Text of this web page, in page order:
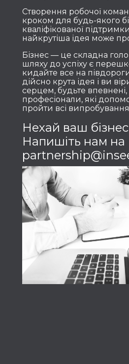
Створення робочої
кроком для будь-якого
кваліфікованої
найкрутіша ідея може
Бізнес — це складна
шляху до успіху є
кидайте все на
дійсно крута ідея і ви
серцем, будьте
професіонали, які
пройти всі
Нехай ваш
Напишіть нам на